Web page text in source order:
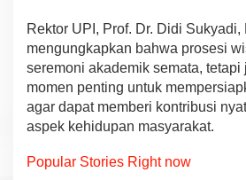
Rektor UPI, Prof. Dr. Didi Sukyadi,
mengungkapkan bahwa prosesi
seremoni akademik semata, tetapi j
momen penting untuk mempers
agar dapat memberi kontribusi
aspek kehidupan masyarakat.
Popular Stories Right now